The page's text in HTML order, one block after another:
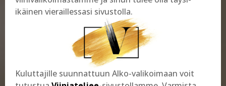
ikäinen vieraillessasi sivustolla.
Kuluttajille suunnattuun Alko-valikoimaan voit